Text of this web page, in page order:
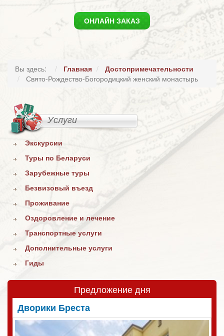
ОНЛАЙН ЗАКАЗ
Вы здесь: Главная
Достопримечательности
Свято-Рождество-Богородицкий женский монастырь
Услуги
Экскурсии
Туры по Беларуси
Зарубежные туры
Безвизовый въезд
Проживание
Оздоровление и лечение
Транспортные услуги
Дополнительные услуги
Гиды
Предложение дня
Дворики Бреста